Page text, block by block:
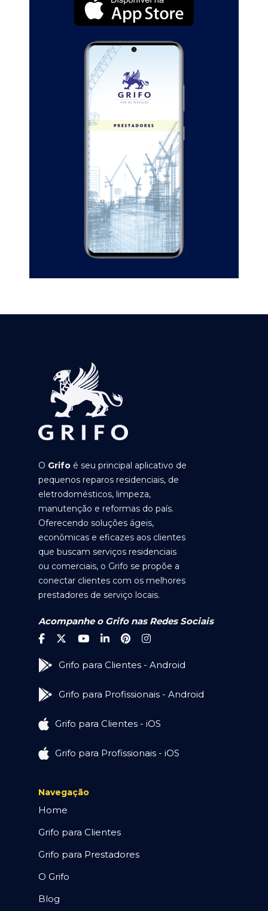
O Grifo é seu principal aplicativo de
pequenos reparos residenciais, de
eletrodomésticos, limpeza,
manutenção e reformas do país.
Oferecendo soluções ágeis,
econômicas e eficazes aos clientes
que buscam serviços residenciais
ou comerciais, o Grifo se propõe a
conectar clientes com os melhores
prestadores de serviço locais.
Acompanhe o Grifo nas Redes Sociais
Grifo para Clientes - Android
Grifo para Profissionais - Android
Grifo para Clientes - iOS
Grifo para Profissionais - iOS
Navegação
Home
Grifo para Clientes
Grifo para Prestadores
O Grifo
Blog